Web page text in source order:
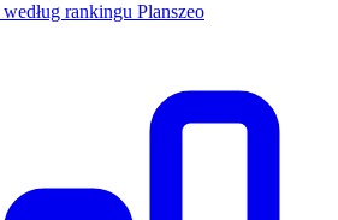
rankingu Planszeo